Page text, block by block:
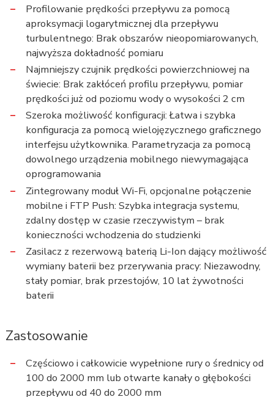
Profilowanie prędkości przepływu za pomocą
aproksymacji logarytmicznej dla przepływu
turbulentnego: Brak obszarów nieopomiarowanych,
najwyższa dokładność pomiaru
Najmniejszy czujnik prędkości powierzchniowej na
świecie: Brak zakłóceń profilu przepływu, pomiar
prędkości już od poziomu wody o wysokości 2 cm
Szeroka możliwość konfiguracji: Łatwa i szybka
konfiguracja za pomocą wielojęzycznego graficznego
interfejsu użytkownika. Parametryzacja za pomocą
dowolnego urządzenia mobilnego niewymagająca
oprogramowania
Zintegrowany moduł Wi-Fi, opcjonalne połączenie
mobilne i FTP Push: Szybka integracja systemu,
zdalny dostęp w czasie rzeczywistym – brak
konieczności wchodzenia do studzienki
Zasilacz z rezerwową baterią Li-Ion dający możliwość
wymiany baterii bez przerywania pracy: Niezawodny,
stały pomiar, brak przestojów, 10 lat żywotności
baterii
Zastosowanie
Częściowo i całkowicie wypełnione rury o średnicy od
100 do 2000 mm lub otwarte kanały o głębokości
przepływu od 40 do 2000 mm